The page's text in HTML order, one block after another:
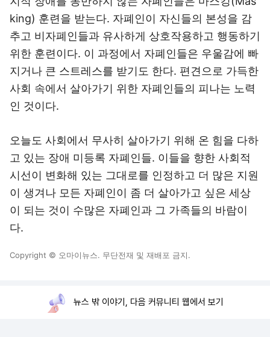
king) 훈련을 받는다. 자폐인이 자신들의 본성을 감
추고 비자폐인들과 유사하게 상호작용하고 행동하기
위한 훈련이다. 이 과정에서 자폐인들은 우울감에 빠
지거나 큰 스트레스를 받기도 한다. 편견으로 가득한
사회 속에서 살아가기 위한 자폐인들의 피나는 노력
인 것이다.
오늘도 사회에서 무사히 살아가기 위해 온 힘을 다하
고 있는 장애 미등록 자폐인들. 이들을 향한 사회적
시선이 변화해 있는 그대로를 인정하고 더 많은 지원
이 생겨나 모든 자폐인이 좀 더 살아가고 싶은 세상
이 되는 것이 수많은 자폐인과 그 가족들의 바람이
다.
Copyright © 오마이뉴스. 무단전재 및 재배포 금지.
뉴스 밖 이야기, 다음 커뮤니티 웹에서 보기